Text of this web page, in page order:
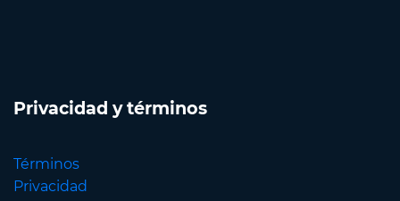
Privacidad y términos
Términos
Privacidad